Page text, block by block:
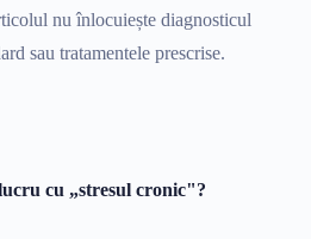
nu înlocuiește diagnosticul
sau tratamentele prescrise.
cu „stresul cronic"?